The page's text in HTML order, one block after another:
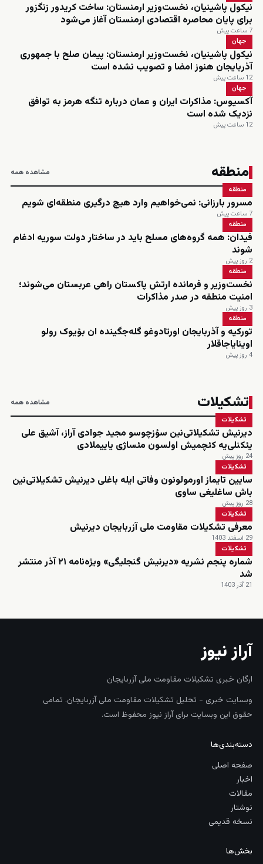
نیکول پاشینیان، نخست‌وزیر ارمنستان: ساخت کریدور زنگزور
برای پایان محاصره اقتصادی ارمنستان آغاز می‌شود
7 ساعت پیش
جهان
نیکول پاشینیان، نخست‌وزیر ارمنستان: پیمان صلح با جمهوری
آذربایجان هنوز امضا و تصویب نشده است
12 ساعت پیش
جهان
آکسیوس: مذاکرات ایران و عمان درباره تنگه هرمز به توافق
نزدیک شده است
12 ساعت پیش
منطقه مشاهده همه
منطقه
مسرور بارزانی: نمی‌خواهیم وارد هیچ درگیری منطقه‌ای شویم
7 ساعت پیش
منطقه
فیدان: همه گروه‌های مسلح باید در ساختار دولت سوریه ادغام
شوند
2 روز پیش
منطقه
نخست‌وزیر و فرمانده ارتش پاکستان راهی عربستان می‌شوند؛
امنیت منطقه در صدر مذاکرات
3 روز پیش
منطقه
تورکیه و آذربایجان اورتادوغو گله‌جگینده ان بؤیوک رولو
اوینایاجاقلار
4 روز پیش
تشکیلات مشاهده همه
تشکیلات
دیرنیش تشکیلاتی‌نین سؤزچوسو مجید جوادی آراز، آشیق علی
یئکنلی‌یه کئچمیش اولسون مئساژی یاییملادی
24 روز پیش
تشکیلات
سایین تایماز اورمولونون وفاتی ایله باغلی دیرنیش تشکیلاتی‌نین
باش ساغلیغی ساوی
28 روز پیش
تشکیلات
معرفی تشکیلات مقاومت ملی آزربایجان دیرنیش
29 اسفند 1403
تشکیلات
شماره پنجم نشریه «دیرنیش گنجلیگی» ویژه‌نامه ۲۱ آذر منتشر
شد
21 آذر 1403
آراز نیوز
ارگان خبری تشکیلات مقاومت ملی آزربایجان
وبسایت خبری - تحلیل تشکیلات مقاومت ملی آزربایجان. تمامی
حقوق این وبسایت برای آراز نیوز محفوظ است.
دسته‌بندی‌ها
صفحه اصلی
اخبار
مقالات
نوشتار
نسخه قدیمی
بخش‌ها